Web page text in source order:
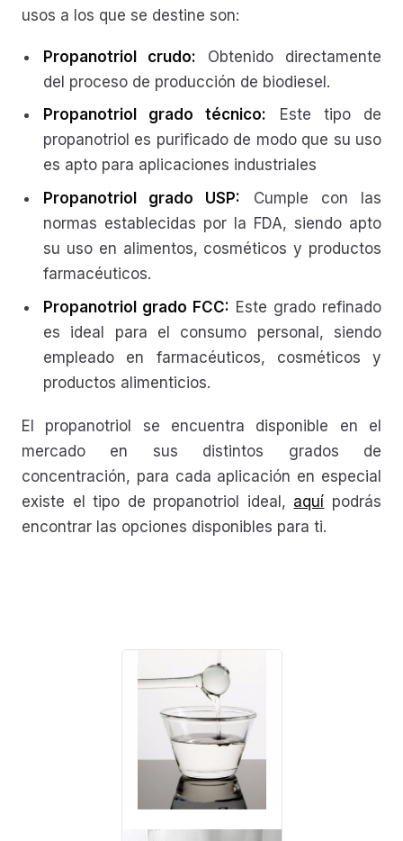
usos a los que se destine son:
Propanotriol crudo: Obtenido directamente
del proceso de producción de biodiesel.
Propanotriol grado técnico: Este tipo de
propanotriol es purificado de modo que su uso
es apto para aplicaciones industriales
Propanotriol grado USP: Cumple con las
normas establecidas por la FDA, siendo apto
su uso en alimentos, cosméticos y productos
farmacéuticos.
Propanotriol grado FCC: Este grado refinado
es ideal para el consumo personal, siendo
empleado en farmacéuticos, cosméticos y
productos alimenticios.
El propanotriol se encuentra disponible en el
mercado en sus distintos grados de
concentración, para cada aplicación en especial
existe el tipo de propanotriol ideal, aquí podrás
encontrar las opciones disponibles para ti.